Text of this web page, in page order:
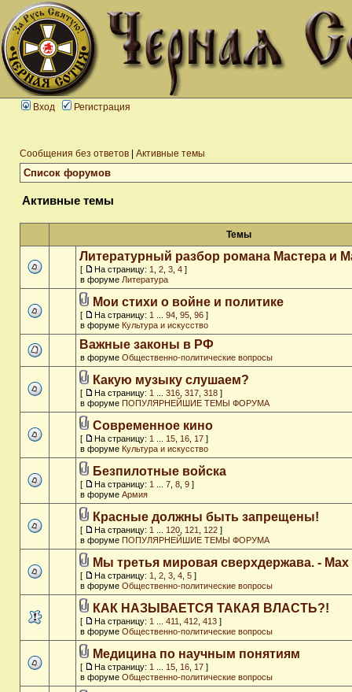
Вход Регистрация
Сообщения без ответов Активные темы
Список форумов
Активные темы
Темы
Литературный разбор романа Мастера и
[ На страницу: 1 2 3 4 ]
в форуме Литература
Мои стихи о войне и политике
[ На страницу: 1 94 95 96 ]
в форуме Культура и искусство
Важные законы в РФ
в форуме Общественно-политические вопросы
Какую музыку слушаем?
[ На страницу: 1 316 317 318 ]
в форуме ПОПУЛЯРНЕЙШИЕ ТЕМЫ ФОРУМА
Современное кино
[ На страницу: 1 15 16 17 ]
в форуме Культура и искусство
Безпилотные войска
[ На страницу: 1 7 8 9 ]
в форуме Армия
Красные должны быть запрещены!
[ На страницу: 1 120 121 122 ]
в форуме ПОПУЛЯРНЕЙШИЕ ТЕМЫ ФОРУМА
Мы третья мировая сверхдержава. - Max
[ На страницу: 1 2 3 4 5 ]
в форуме Общественно-политические вопросы
КАК НАЗЫВАЕТСЯ ТАКАЯ ВЛАСТЬ?!
[ На страницу: 1 411 412 413 ]
в форуме Общественно-политические вопросы
Медицина по научным понятиям
[ На страницу: 1 15 16 17 ]
в форуме Общественно-политические вопросы